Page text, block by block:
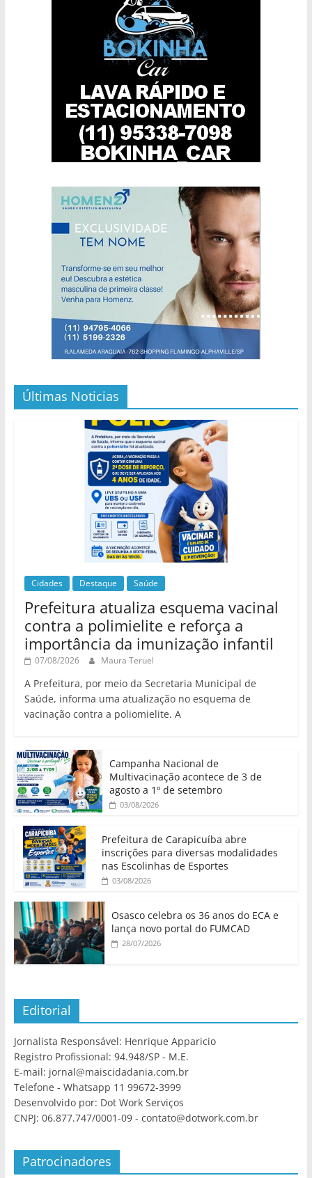
Últimas Noticias
Cidades Destaque Saúde
Prefeitura atualiza esquema vacinal
contra a polimielite e reforça a
importância da imunização infantil
07/08/2026 Maura Teruel
A Prefeitura, por meio da Secretaria Municipal de
Saúde, informa uma atualização no esquema de
vacinação contra a poliomielite. A
Campanha Nacional de
Multivacinação acontece de 3 de
agosto a 1º de setembro
03/08/2026
Prefeitura de Carapicuíba abre
inscrições para diversas modalidades
nas Escolinhas de Esportes
03/08/2026
Osasco celebra os 36 anos do ECA e
lança novo portal do FUMCAD
28/07/2026
Editorial
Jornalista Responsável: Henrique Apparicio
Registro Profissional: 94.948/SP - M.E.
E-mail: jornal@maiscidadania.com.br
Telefone - Whatsapp 11 99672-3999
Desenvolvido por: Dot Work Serviços
CNPJ: 06.877.747/0001-09 - contato@dotwork.com.br
Patrocinadores